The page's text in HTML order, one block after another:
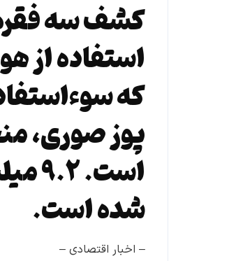
کشف سه فقره
استفاده از
که
پوز صوری،
شده است.
– اخبار اقتصادی –